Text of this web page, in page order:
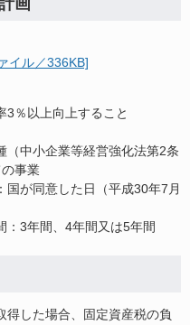
画
イル／336KB]
3％以上向上すること
（中小企業等経営強化法第2条
事業
が同意した日（平成30年7月
：3年間、4年間又は5年間
得した場合、固定資産税の負